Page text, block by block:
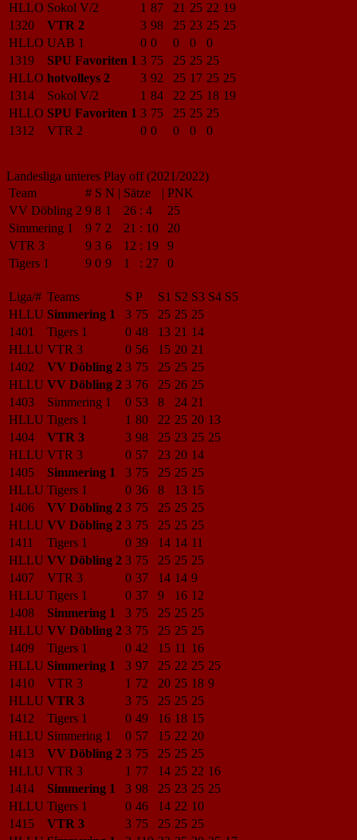
HLLO Sokol V/2 1 87 21 25 22 19
1320
VTR 2 3 98 25 23 25 25
HLLO UAB 1 0 0 0 0
0
1319
SPU Favoriten 1 3 75 25 25 25
HLLO hotvolleys 2 3 92 25 17 25 25
1314
Sokol V/2 1 84 22 25 18 19
HLLO SPU Favoriten 1 3 75 25 25 25
1312
VTR 2 0 0 0 0 0
Landesliga unteres Play off (2021/2022)
Team
# S N | Sätze | PNK
VV Döbling 2 9 8 1 26 : 4
25
Simmering 1
9 7 2 21 : 10
20
VTR 3
9 3 6 12 : 19
9
Tigers 1
9 0 9 1 : 27 0
Liga/# Teams S P S1 S2 S3 S4 S5
HLLU Simmering 1 3 75 25 25 25
1401
Tigers 1 0 48 13 21 14
HLLU VTR 3 0 56 15 20 21
1402
VV Döbling 2 3 75 25 25 25
HLLU VV Döbling 2 3 76 25 26 25
1403
Simmering 1 0 53 8 24 21
HLLU Tigers 1 1 80 22 25 20 13
1404
VTR 3 3 98 25 23 25 25
HLLU VTR 3 0 57 23 20 14
1405
Simmering 1 3 75 25 25 25
HLLU Tigers 1 0 36 8 13 15
1406
VV Döbling 2 3 75 25 25 25
HLLU VV Döbling 2 3 75 25 25 25
1411
Tigers 1 0 39 14 14 11
HLLU VV Döbling 2 3 75 25 25 25
1407
VTR 3 0 37 14 14 9
HLLU Tigers 1 0 37 9 16 12
1408
Simmering 1 3 75 25 25 25
HLLU VV Döbling 2 3 75 25 25 25
1409
Tigers 1 0 42 15 11 16
HLLU Simmering 1 3 97 25 22 25 25
1410
VTR 3 1 72 20 25 18 9
HLLU VTR 3 3 75 25 25 25
1412
Tigers 1 0 49 16 18 15
HLLU Simmering 1 0 57 15 22 20
1413
VV Döbling 2 3 75 25 25 25
HLLU VTR 3 1 77 14 25 22 16
1414
Simmering 1 3 98 25 23 25 25
HLLU Tigers 1 0 46 14 22 10
1415
VTR 3 3 75 25 25 25